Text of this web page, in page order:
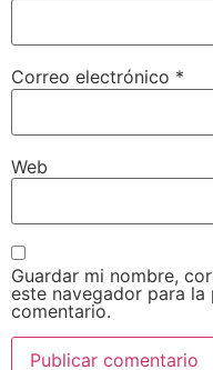
Correo electrónico *
Web
Guardar mi nombre,
este navegador para
comentario.